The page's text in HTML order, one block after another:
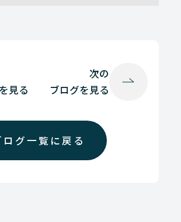
見る
ログ一覧に戻る
次の
ブログを見る